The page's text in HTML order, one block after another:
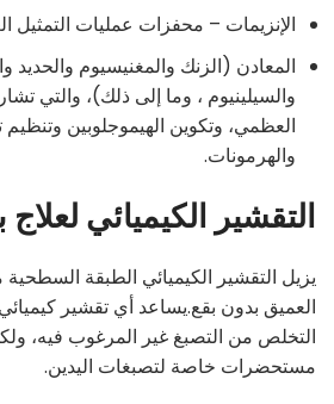
الإنزيمات – محفزات عمليات التمثيل
المعادن (الزنك والمغنيسيوم والحديد
والسيلينيوم ، وما إلى ذلك)، والتي
العظمي، وتكوين الهيموجلوبين وتنظيم
والهرمونات.
التقشير الكيميائي لعلاج
يزيل التقشير الكيميائي الطبقة
العميق بدون بقع.يساعد أي تقشير
التخلص من التصبغ غير المرغوب فيه،
مستحضرات خاصة لتصبغات اليدين.